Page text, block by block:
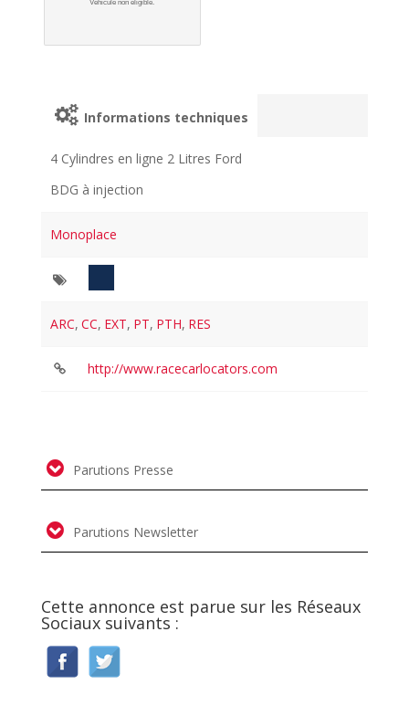
Informations techniques
4 Cylindres en ligne 2 Litres Ford
BDG à injection
Monoplace
ARC, CC, EXT, PT, PTH, RES
http://www.racecarlocators.com
Parutions Presse
Parutions Newsletter
Cette annonce est parue sur les Réseaux
Sociaux suivants :